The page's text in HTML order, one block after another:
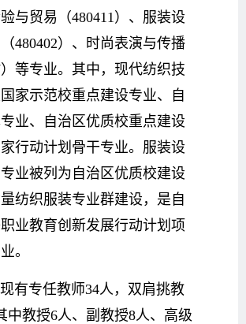
与贸易（480411）、服装设
480402）、时尚表演与传播
）等专业。其中，现代纺织技
家示范校重点建设专业、自
业、自治区优质校重点建设
行动计划骨干专业。服装设
业被列为自治区优质校建设
纺织服装专业群建设，是自
业教育创新发展行动计划项
。
专任教师34人，双肩挑教
中教授6人、副教授8人、高级